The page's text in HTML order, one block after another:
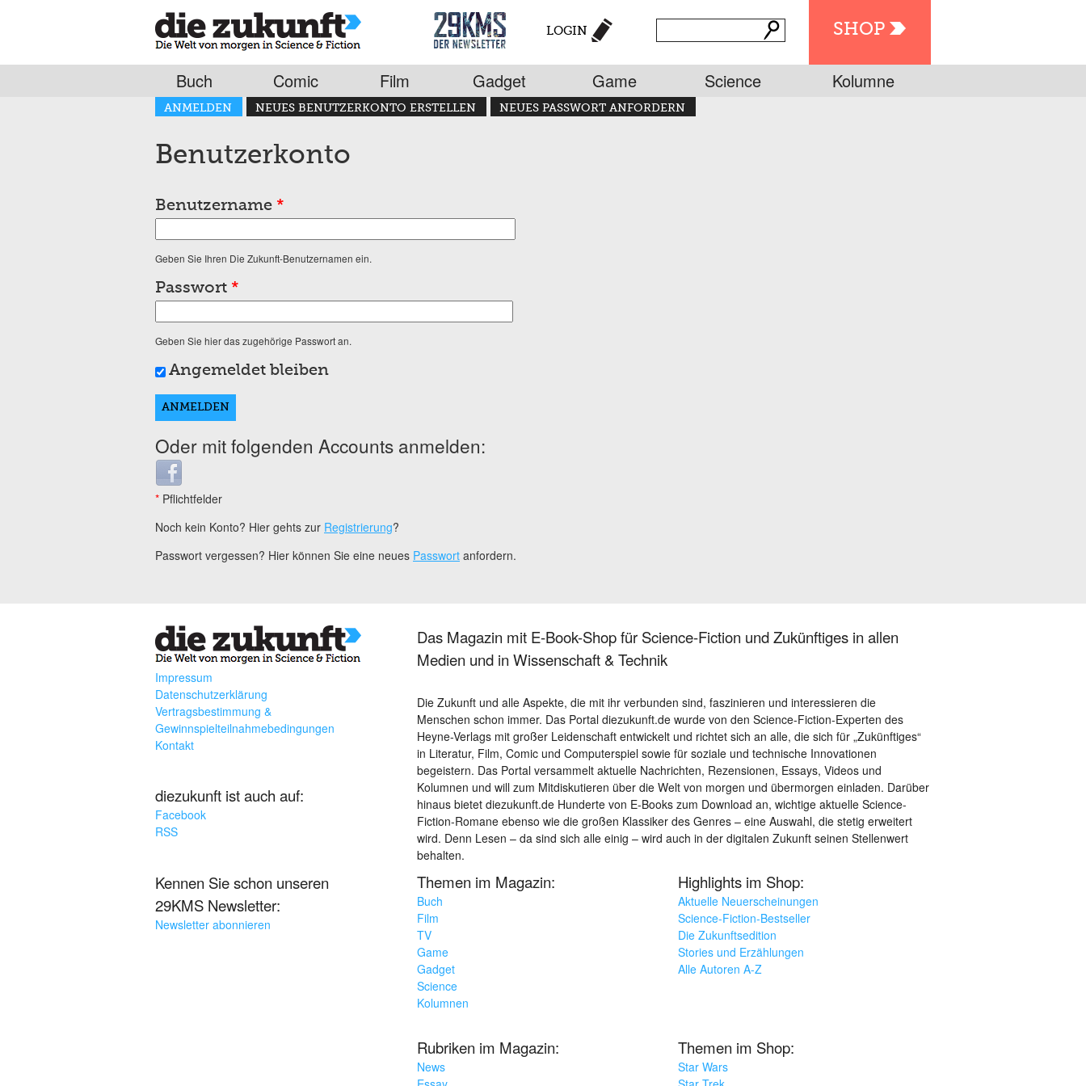
SHOP
LOGIN
Buch Comic Film Gadget Game Science Kolumne
Haupt-Reiter
ANMELDEN
(AKTIVER REITER)
NEUES BENUTZERKONTO ERSTELLEN NEUES PASSWORT ANFORDERN
Benutzerkonto
Benutzername *
Geben Sie Ihren Die Zukunft-Benutzernamen ein.
Passwort *
Geben Sie hier das zugehörige Passwort an.
Angemeldet bleiben
Oder mit folgenden Accounts anmelden:
Login with Facebook
* Pflichtfelder
Noch kein Konto? Hier gehts zur Registrierung?
Passwort vergessen? Hier können Sie eine neues Passwort anfordern.
Impressum
Datenschutzerklärung
Vertragsbestimmung &
Gewinnspielteilnahmebedingungen
Kontakt
diezukunft ist auch auf:
Facebook
RSS
Kennen Sie schon unseren
29KMS Newsletter:
Newsletter abonnieren
Das Magazin mit E-Book-Shop für Science-Fiction und Zukünftiges in allen
Medien und in Wissenschaft & Technik
Die Zukunft und alle Aspekte, die mit ihr verbunden sind, faszinieren und interessieren die
Menschen schon immer. Das Portal diezukunft.de wurde von den Science-Fiction-Experten des
Heyne-Verlags mit großer Leidenschaft entwickelt und richtet sich an alle, die sich für „Zukünftiges“
in Literatur, Film, Comic und Computerspiel sowie für soziale und technische Innovationen
begeistern. Das Portal versammelt aktuelle Nachrichten, Rezensionen, Essays, Videos und
Kolumnen und will zum Mitdiskutieren über die Welt von morgen und übermorgen einladen. Darüber
hinaus bietet diezukunft.de Hunderte von E-Books zum Download an, wichtige aktuelle Science-
Fiction-Romane ebenso wie die großen Klassiker des Genres – eine Auswahl, die stetig erweitert
wird. Denn Lesen – da sind sich alle einig – wird auch in der digitalen Zukunft seinen Stellenwert
behalten.
Themen im Magazin:
Buch
Film
TV
Game
Gadget
Science
Kolumnen
Highlights im Shop:
Aktuelle Neuerscheinungen
Science-Fiction-Bestseller
Die Zukunftsedition
Stories und Erzählungen
Alle Autoren A-Z
Rubriken im Magazin:
News
Themen im Shop:
Star Wars